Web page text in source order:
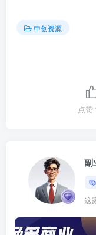
中创资源
点赞
副
这